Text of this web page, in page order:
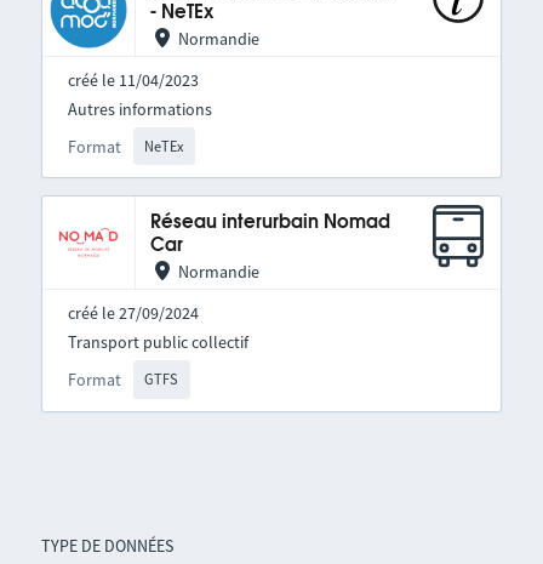
TYPE DE DONNÉES
- NeTEx
Normandie
créé le 11/04/2023
Format NeTEx
Autres informations
Réseau interurbain Nomad
Car
Normandie
créé le 27/09/2024
Format GTFS
Transport public collectif